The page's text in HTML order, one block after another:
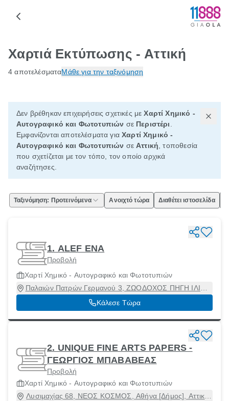
Χαρτιά Εκτύπωσης - Αττική
4 αποτελέσματαΜάθε για την ταξινόμηση
Δεν βρέθηκαν επιχειρήσεις σχετικές μεΧαρτί Χημικό -
Αυτογραφικό και Φωτοτυπιών σε Περιστέρι
Εμφανίζονται αποτελέσματα γιαΧαρτί Χημικό -
Αυτογραφικό και Φωτοτυπιών σε Αττική , τοποθεσία
που σχετίζεται με τον τόπο, τον οποίο αρχικά
αναζήτησες.
Ταξινόμηση: Προτεινόμενα Ανοιχτό τώρα Διαθέτει ιστοσελίδα
1. ALEF ΕΝΑ
Προβολή
Χαρτί Χημικό - Αυτογραφικό και Φωτοτυπιών
Παλαιών Πατρών Γερμανού 3, ΖΩΟΔΟΧΟΣ ΠΗΓΗ ΙΛΙΟΥ,
Ίλιον, Αττική, 13121
Κάλεσε Τώρα
2. UNIQUE FINE ARTS PAPERS -
ΓΕΩΡΓΙΟΣ ΜΠΑΒΑΒΕΑΣ
Προβολή
Χαρτί Χημικό - Αυτογραφικό και Φωτοτυπιών
Λυσιμαχίας 68, ΝΕΟΣ ΚΟΣΜΟΣ, Αθήνα [Δήμος], Αττική,